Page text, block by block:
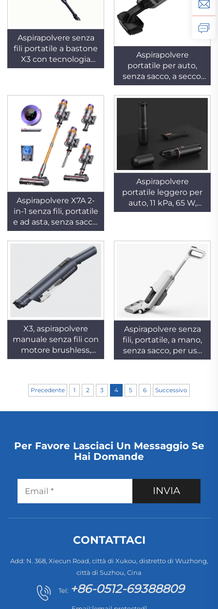
alimentata a batteria
Aspirapolvere senza
fili portatile a bastone
X3 con tecnologia
ciclonica per uso in
tappeti e peli di
animali domestici, con
tubo retrattile e
batteria rimovibile
Aspirapolvere
portatile per auto,
senza sacco, a secco,
automatico, con
motore brushless da
11 kPa e 65 W,
batteria USB, a basso
rumore, adatto per
uso in hotel e in
ambiente domestico
Aspirapolvere X7A 2-
in-1 senza fili, portatile
e ad asta, senza sacco,
potente e silenzioso
per uso in auto e in
Aspirapolvere
portatile leggero per
auto, 11 kPa, 65 W,
motore brushless,
aspirapolvere a secco
automatico, portatile,
USB, con batteria
ricaricabile, a basso
rumore, per hotel
X3, aspirapolvere
manuale senza fili con
motore brushless,
tecnologia ciclonica,
– portatile, ideale per
hotel, per la pulizia di
tappeti
Aspirapolvere senza
fili, portatile, a mano,
senza sacco, per uso
domestico, a secco e a
filtro lavabile,
asciugatura
Precedente 1 2 3 4 5 6 Successivo
Per Favore Lasciaci Un Messaggio Se
Hai Domande
INVIA
CONTATTACI
Add: N. 368, Xiecun Road, città di Xukou, distretto di Wuzhong,
città di Suzhou, Cina
Tel: +86-0512-69388809